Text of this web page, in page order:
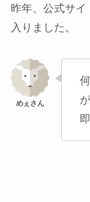
昨年、公式サ
入りました。